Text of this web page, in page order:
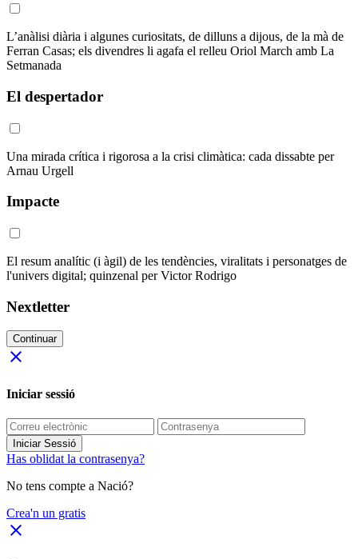
L’anàlisi diària i algunes curiositats, de dilluns a dijous, de la mà de
Ferran Casas; els divendres li agafa el relleu Oriol March amb La
Setmanada
El despertador
Una mirada crítica i rigorosa a la crisi climàtica: cada dissabte per
Arnau Urgell
Impacte
El resum analític (i àgil) de les tendències, viralitats i personatges de
l'univers digital; quinzenal per Victor Rodrigo
Nextletter
Continuar
close
Iniciar sessió
Iniciar Sessió
Has oblidat la contrasenya?
No tens compte a Nació?
Crea'n un gratis
close